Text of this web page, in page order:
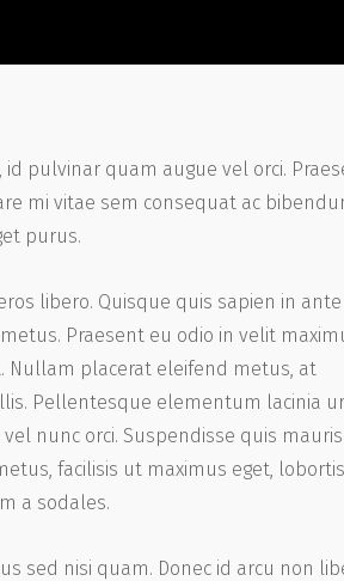
pulvinar quam augue vel orci.
mi vitae sem consequat ac
purus.
libero. Quisque quis sapien in ante
Praesent eu odio in velit
Nullam placerat eleifend metus, at
Pellentesque elementum lacinia
nunc orci. Suspendisse quis
facilisis ut maximus eget,
a sodales.
sed nisi quam. Donec id arcu non